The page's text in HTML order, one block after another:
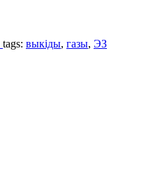
tags: выкіды, газы, ЭЗ